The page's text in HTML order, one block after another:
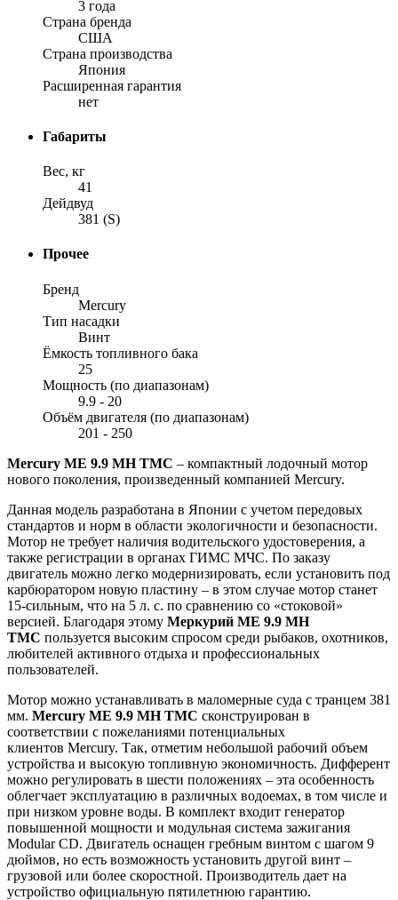
3 года
Страна бренда
США
Страна производства
Япония
Расширенная гарантия
нет
Габариты
Вес, кг
41
Дейдвуд
381 (S)
Прочее
Бренд
Mercury
Тип насадки
Винт
Ёмкость топливного бака
25
Мощность (по диапазонам)
9.9 - 20
Объём двигателя (по диапазонам)
201 - 250
Mercury ME 9.9 MH TMC – компактный лодочный мотор
нового поколения, произведенный компанией Mercury.
Данная модель разработана в Японии с учетом передовых
стандартов и норм в области экологичности и безопасности.
Мотор не требует наличия водительского удостоверения, а
также регистрации в органах ГИМС МЧС. По заказу
двигатель можно легко модернизировать, если установить под
карбюратором новую пластину – в этом случае мотор станет
15-сильным, что на 5 л. с. по сравнению со «стоковой»
версией. Благодаря этому Меркурий МЕ 9.9 MH
TMС пользуется высоким спросом среди рыбаков, охотников,
любителей активного отдыха и профессиональных
пользователей.
Мотор можно устанавливать в маломерные суда с транцем 381
мм. Mercury ME 9.9 MH TMC сконструирован в
соответствии с пожеланиями потенциальных
клиентов Mercury. Так, отметим небольшой рабочий объем
устройства и высокую топливную экономичность. Дифферент
можно регулировать в шести положениях – эта особенность
облегчает эксплуатацию в различных водоемах, в том числе и
при низком уровне воды. В комплект входит генератор
повышенной мощности и модульная система зажигания
Modular CD. Двигатель оснащен гребным винтом с шагом 9
дюймов, но есть возможность установить другой винт –
грузовой или более скоростной. Производитель дает на
устройство официальную пятилетнюю гарантию.